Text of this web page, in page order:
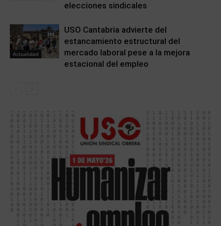
elecciones sindicales
Actualidad
USO Cantabria advierte del
estancamiento estructural del
mercado laboral pese a la mejora
estacional del empleo